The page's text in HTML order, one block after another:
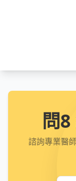
問
諮詢專業醫